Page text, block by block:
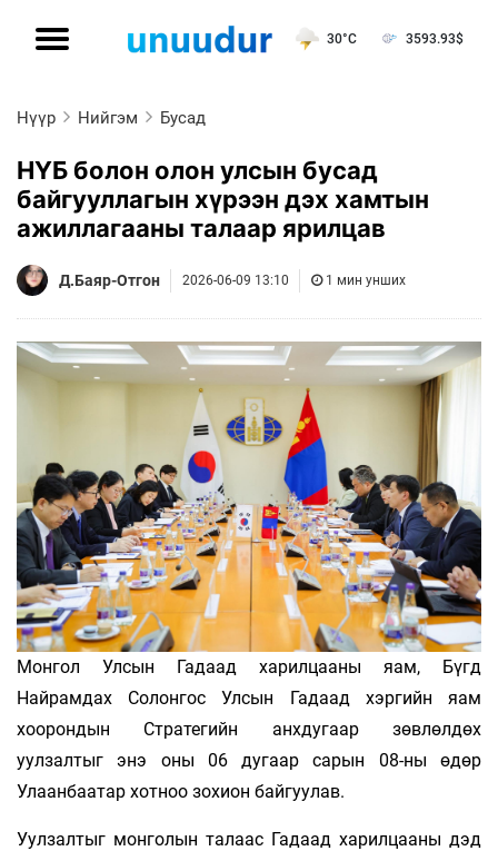
30°C 3593.93$
Нүүр Нийгэм Бусад
НҮБ болон олон улсын бусад
байгууллагын хүрээн дэх хамтын
ажиллагааны талаар ярилцав
Д.Баяр-Отгон 2026-06-09 13:10 1 мин унших
Монгол Улсын Гадаад харилцааны яам, Бүгд
Найрамдах Солонгос Улсын Гадаад хэргийн яам
хоорондын Стратегийн анхдугаар зөвлөлдөх
уулзалтыг энэ оны 06 дугаар сарын 08-ны өдөр
Улаанбаатар хотноо зохион байгуулав.
Уулзалтыг монголын талаас Гадаад харилцааны дэд